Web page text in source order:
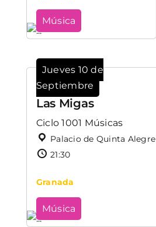
Música
Jueves 10 de
Septiembre
Las Migas
Ciclo 1001 Músicas
Palacio de Quinta Alegre
21:30
Granada
Música